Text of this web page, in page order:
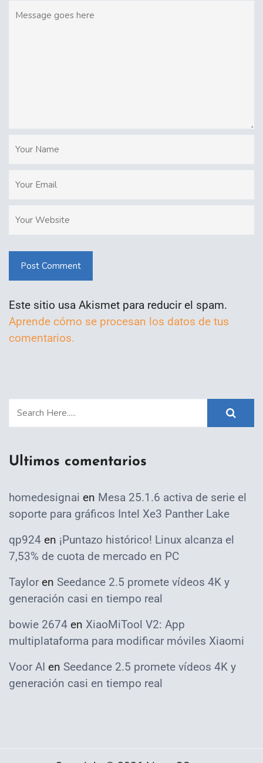
Post Comment
Este sitio usa Akismet para reducir el spam.
Aprende cómo se procesan los datos de tus
comentarios.
Ultimos comentarios
homedesignai en Mesa 25.1.6 activa de serie el
soporte para gráficos Intel Xe3 Panther Lake
qp924 en ¡Puntazo histórico! Linux alcanza el
7,53% de cuota de mercado en PC
Taylor en Seedance 2.5 promete vídeos 4K y
generación casi en tiempo real
bowie 2674 en XiaoMiTool V2: App
multiplataforma para modificar móviles Xiaomi
Voor AI en Seedance 2.5 promete vídeos 4K y
generación casi en tiempo real